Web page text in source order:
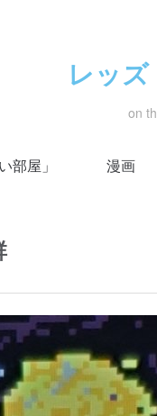
レッ
on
部屋」 漫画